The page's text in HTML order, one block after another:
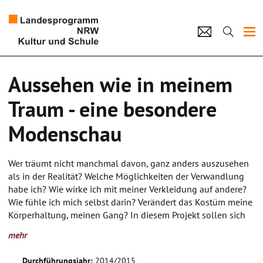
Künstlerpool
home Impressum Datenschutz Kontakt
Aussehen wie in meinem
Traum - eine besondere
Modenschau
Wer träumt nicht manchmal davon, ganz anders auszusehen
als in der Realität? Welche Möglichkeiten der Verwandlung
habe ich? Wie wirke ich mit meiner Verkleidung auf andere?
Wie fühle ich mich selbst darin? Verändert das Kostüm meine
Körperhaltung, meinen Gang? In diesem Projekt sollen sich
ihrem Traumbild annähern.
mehr
Durchführungsjahr: 2014/2015